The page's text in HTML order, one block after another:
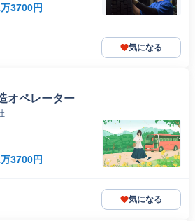
3700円
気になる
オペレーター
3700円
気になる